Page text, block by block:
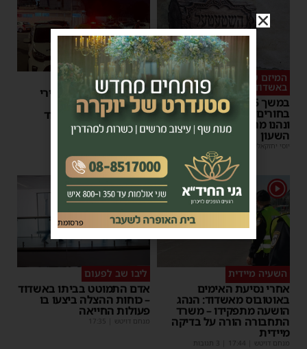
המיזם שהפך לשיחת היום
באשדוד
במשך 15 שעות: אלפי
בחורים גדשו את 'השטעטל'
ונהנו מרצף חוויות סביב
השעון
יוסי יחזקאלי
סכסוך כנופיות
ניסיון חיסול באשדוד: ירי
לעבר עבריין מוכר –
המשטרה פתחה במצוד
מנחם דויטש |
06:54
1
השעיה מיידית
אחרי נסיעת האימים
באוטובוס מאשדוד: הנהג
הושעה מתפקידו – משרד
התחבורה הורה על בדיקה
מיידית
מנחם דויטש 17:44
ליבו שב לפעום
אדם התמוטט בביתו באשדוד
– כוחות ההצלה ביצעו בו
פעולות החייאה
מנחם דויטש 17:35
פרסומת